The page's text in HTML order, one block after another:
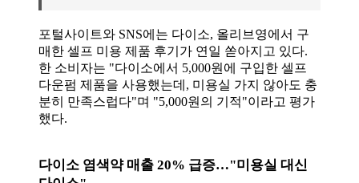
포털사이트와 SNS에는 다이소, 올리브영에서 구
매한 셀프 미용 제품 후기가 연일 쏟아지고 있다.
한 소비자는 "다이소에서 5,000원에 구입한 셀프
다운펌 제품을 사용했는데, 미용실 가지 않아도 충
분히 만족스럽다"며 "5,000원의 기적"이라고 평가
했다.
다이소 염색약 매출 20% 급증…"미용실 대신